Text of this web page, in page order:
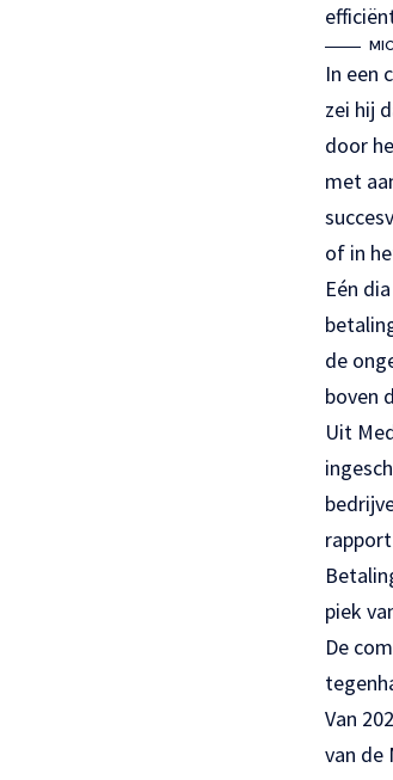
In een
zei hij
door
met
of in
Eén
de
boven
Uit
piek
De
Van
van de